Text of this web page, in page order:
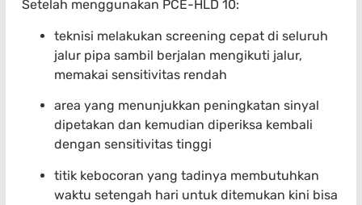
Setelah menggunakan PCE-HLD 10:
teknisi melakukan screening cepat di seluruh
jalur pipa sambil berjalan mengikuti jalur,
memakai sensitivitas rendah
area yang menunjukkan peningkatan sinyal
dipetakan dan kemudian diperiksa kembali
dengan sensitivitas tinggi
titik kebocoran yang tadinya membutuhkan
waktu setengah hari untuk ditemukan kini bisa